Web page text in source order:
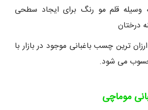
وسیله قلم مو رنگ برای ایجاد سطحی
درختان
ترین چسب باغبانی موجود در بازار با
می شود.
موماچی